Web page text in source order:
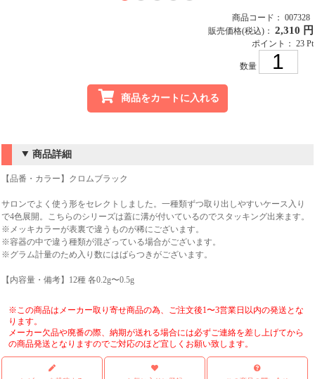
商品コード： 007328
販売価格(税込)： 2,310 円
ポイント： 23 Pt
数量
商品をカートに入れる
商品詳細
【品番・カラー】クロムブラック
サロンでよく使う形をセレクトしました。一種類ずつ取り出しやすいケース入り
で4色展開。こちらのシリーズは蓋に溝が付いているのでスタッキング出来ます。
※メッキカラーが表裏で違うものが稀にございます。
※容器の中で違う種類が混ざっている場合がございます。
※グラム計量のため入り数にはばらつきがございます。
【内容量・備考】12種 各0.2g〜0.5g
※この商品はメーカー取り寄せ商品の為、ご注文後1〜3営業日以内の発送とな
ります。
メーカー欠品や廃番の際、納期が送れる場合には必ずご連絡を差し上げてから
の商品発送となりますのでご対応のほど宜しくお願い致します。